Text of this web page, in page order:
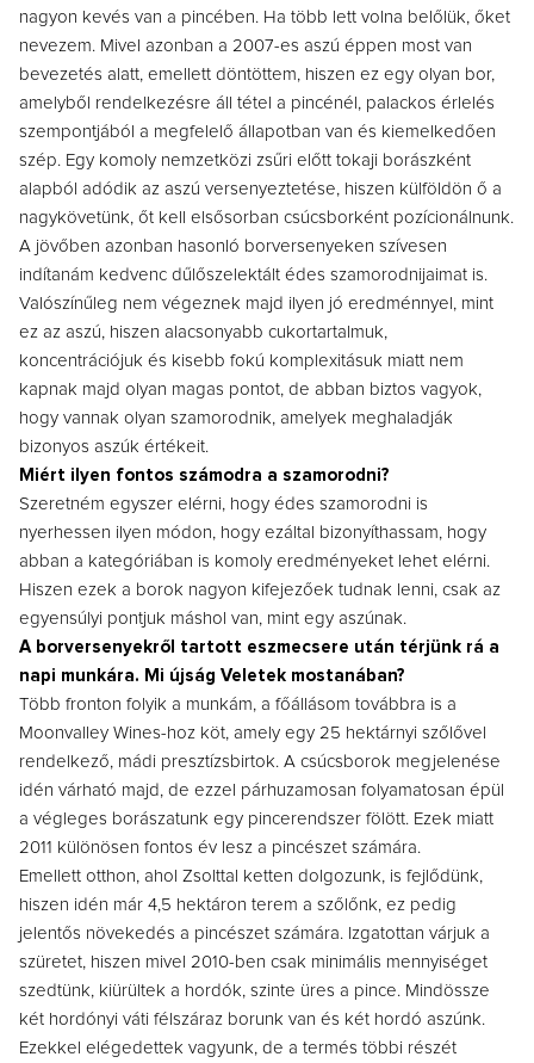
nagyon kevés van a pincében. Ha több lett volna belőlük, őket
nevezem. Mivel azonban a 2007-es aszú éppen most van
bevezetés alatt, emellett döntöttem, hiszen ez egy olyan bor,
amelyből rendelkezésre áll tétel a pincénél, palackos érlelés
szempontjából a megfelelő állapotban van és kiemelkedően
szép. Egy komoly nemzetközi zsűri előtt tokaji borászként
alapból adódik az aszú versenyeztetése, hiszen külföldön ő a
nagykövetünk, őt kell elsősorban csúcsborként pozícionálnunk.
A jövőben azonban hasonló borversenyeken szívesen
indítanám kedvenc dűlőszelektált édes szamorodnijaimat is.
Valószínűleg nem végeznek majd ilyen jó eredménnyel, mint
ez az aszú, hiszen alacsonyabb cukortartalmuk,
koncentrációjuk és kisebb fokú komplexitásuk miatt nem
kapnak majd olyan magas pontot, de abban biztos vagyok,
hogy vannak olyan szamorodnik, amelyek meghaladják
bizonyos aszúk értékeit.
Miért ilyen fontos számodra a szamorodni?
Szeretném egyszer elérni, hogy édes szamorodni is
nyerhessen ilyen módon, hogy ezáltal bizonyíthassam, hogy
abban a kategóriában is komoly eredményeket lehet elérni.
Hiszen ezek a borok nagyon kifejezőek tudnak lenni, csak az
egyensúlyi pontjuk máshol van, mint egy aszúnak.
A borversenyekről tartott eszmecsere után térjünk rá a
napi munkára. Mi újság Veletek mostanában?
Több fronton folyik a munkám, a főállásom továbbra is a
Moonvalley Wines-hoz köt, amely egy 25 hektárnyi szőlővel
rendelkező, mádi presztízsbirtok. A csúcsborok megjelenése
idén várható majd, de ezzel párhuzamosan folyamatosan épül
a végleges borászatunk egy pincerendszer fölött. Ezek miatt
2011 különösen fontos év lesz a pincészet számára.
Emellett otthon, ahol Zsolttal ketten dolgozunk, is fejlődünk,
hiszen idén már 4,5 hektáron terem a szőlőnk, ez pedig
jelentős növekedés a pincészet számára. Izgatottan várjuk a
szüretet, hiszen mivel 2010-ben csak minimális mennyiséget
szedtünk, kiürültek a hordók, szinte üres a pince. Mindössze
két hordónyi váti félszáraz borunk van és két hordó aszúnk.
Ezekkel elégedettek vagyunk, de a termés többi részét